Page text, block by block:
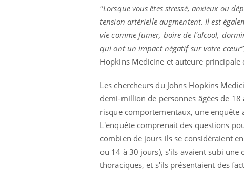
"Lorsque vous êtes stressé, anxieux ou
tension artérielle augmentent. Il est
vie comme fumer, boire de l'alcool,
qui ont un impact négatif sur votre cœur”
Hopkins Medicine et auteure principale
Les chercheurs du Johns Hopkins
demi-million de personnes âgées de
risque comportementaux, une enquête
L'enquête comprenait des questions
combien de jours ils se considéraient
ou 14 à 30 jours), s'ils avaient subi une
thoraciques, et s'ils présentaient des